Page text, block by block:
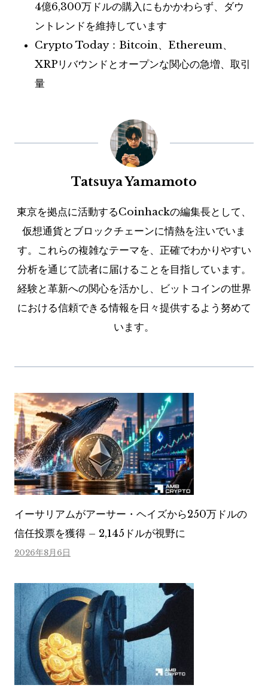
4億6,300万ドルの購入にもかかわらず、ダウ
ントレンドを維持しています
Crypto Today：Bitcoin、Ethereum、
XRPリバウンドとオープンな関心の急増、取引
量
Tatsuya Yamamoto
東京を拠点に活動するCoinhackの編集長として、
仮想通貨とブロックチェーンに情熱を注いでいま
す。これらの複雑なテーマを、正確でわかりやすい
分析を通じて読者に届けることを目指しています。
経験と革新への関心を活かし、ビットコインの世界
における信頼できる情報を日々提供するよう努めて
います。
イーサリアムがアーサー・ヘイズから250万ドルの
信任投票を獲得 – 2,145ドルが視野に
2026年8月6日